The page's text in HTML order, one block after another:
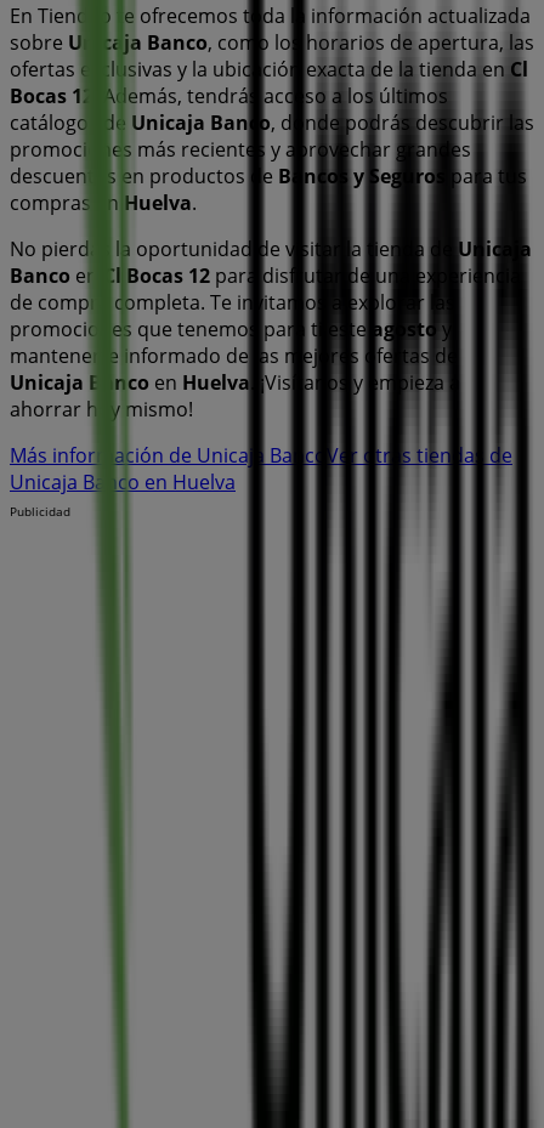
En Tiendeo te ofrecemos toda la información actualizada
sobre Unicaja Banco, como los horarios de apertura, las
ofertas exclusivas y la ubicación exacta de la tienda en Cl
Bocas 12
. Además, tendrás acceso a los últimos
catálogos de Unicaja Banco, donde podrás descubrir las
promociones más recientes y aprovechar grandes
descuentos en productos de Bancos y Seguros
para tus
compras en Huelva.
No pierdas la oportunidad de visitar la tienda de Unicaja
Banco en Cl Bocas 12 para disfrutar de una experiencia
de compra completa. Te invitamos a explorar las
promociones que tenemos para ti este agosto y
mantenerte informado de las mejores ofertas de
Unicaja Banco en Huelva . ¡Visítanos y empieza a
ahorrar hoy mismo!
Más información de Unicaja Banco Ver otras tiendas de
Unicaja Banco en Huelva
Publicidad